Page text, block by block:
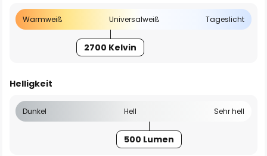
Warmweiß Universalweiß Tageslicht
2700 Kelvin
Helligkeit
Dunkel Hell Sehr hell
500 Lumen